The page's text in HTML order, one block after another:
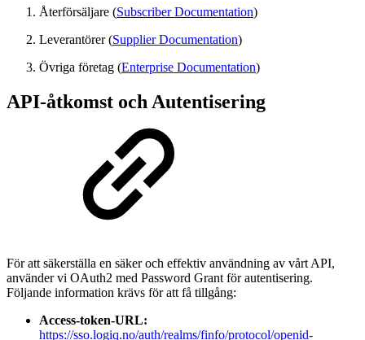
Återförsäljare (Subscriber Documentation)
Leverantörer (Supplier Documentation)
Övriga företag (Enterprise Documentation)
API-åtkomst och Autentisering
För att säkerställa en säker och effektiv användning av vårt API,
använder vi OAuth2 med Password Grant för autentisering.
Följande information krävs för att få tillgång:
Access-token-URL:
https://sso.logiq.no/auth/realms/finfo/protocol/openid-